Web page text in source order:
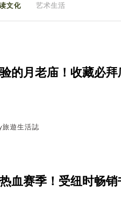
文化 艺术生活
的月老庙！收藏必
旅遊生活誌
血赛季！受纽时畅